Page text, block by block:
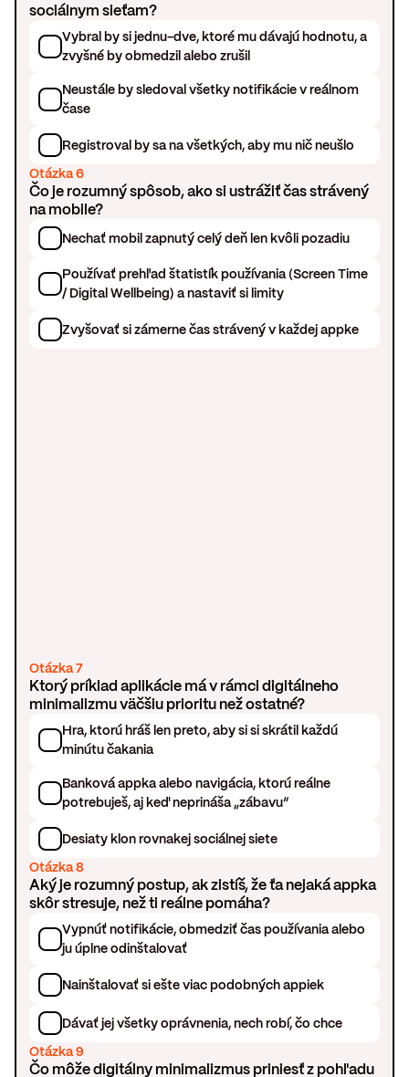
sociálnym sieťam?
Vybral by si jednu-dve, ktoré mu dávajú hodnotu, a
zvyšné by obmedzil alebo zrušil
Neustále by sledoval všetky notifikácie v reálnom
čase
Registroval by sa na všetkých, aby mu nič neušlo
Otázka 6
Čo je rozumný spôsob, ako si ustrážiť čas strávený
na mobile?
Nechať mobil zapnutý celý deň len kvôli pozadiu
Používať prehľad štatistík používania (Screen Time
/ Digital Wellbeing) a nastaviť si limity
Zvyšovať si zámerne čas strávený v každej appke
Otázka 7
Ktorý príklad aplikácie má v rámci digitálneho
minimalizmu väčšiu prioritu než ostatné?
Hra, ktorú hráš len preto, aby si si skrátil každú
minútu čakania
Banková appka alebo navigácia, ktorú reálne
potrebuješ, aj keď neprináša „zábavu“
Desiaty klon rovnakej sociálnej siete
Otázka 8
Aký je rozumný postup, ak zistíš, že ťa nejaká appka
skôr stresuje, než ti reálne pomáha?
Vypnúť notifikácie, obmedziť čas používania alebo
ju úplne odinštalovať
Nainštalovať si ešte viac podobných appiek
Dávať jej všetky oprávnenia, nech robí, čo chce
Otázka 9
Čo môže digitálny minimalizmus priniesť z pohľadu